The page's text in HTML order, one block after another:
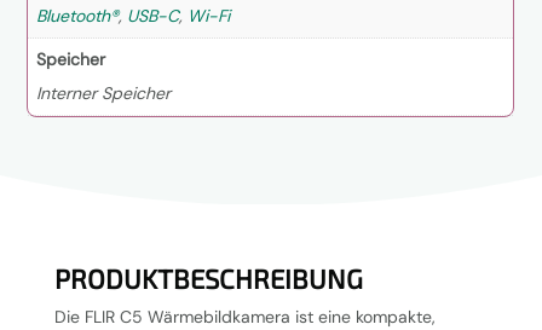
Bluetooth®, USB-C, Wi-Fi
Speicher
Interner Speicher
PRODUKTBESCHREIBUNG
Die FLIR C5 Wärmebildkamera ist eine kompakte,